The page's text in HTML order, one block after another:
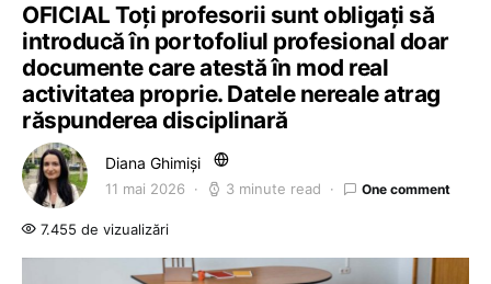
OFICIAL Toți profesorii sunt obligați să
introducă în portofoliul profesional doar
documente care atestă în mod real
activitatea proprie. Datele nereale atrag
răspunderea disciplinară
Diana Ghimiși
11 mai 2026 3 minute read One comment
7.455 de vizualizări